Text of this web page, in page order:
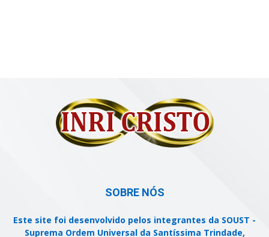
SOBRE NÓS
Este site foi desenvolvido pelos integrantes da SOUST -
Suprema Ordem Universal da Santíssima Trindade,